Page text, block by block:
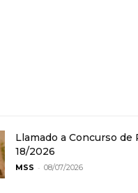
Llamado a Concurso de
18/2026
MSS - 08/07/2026